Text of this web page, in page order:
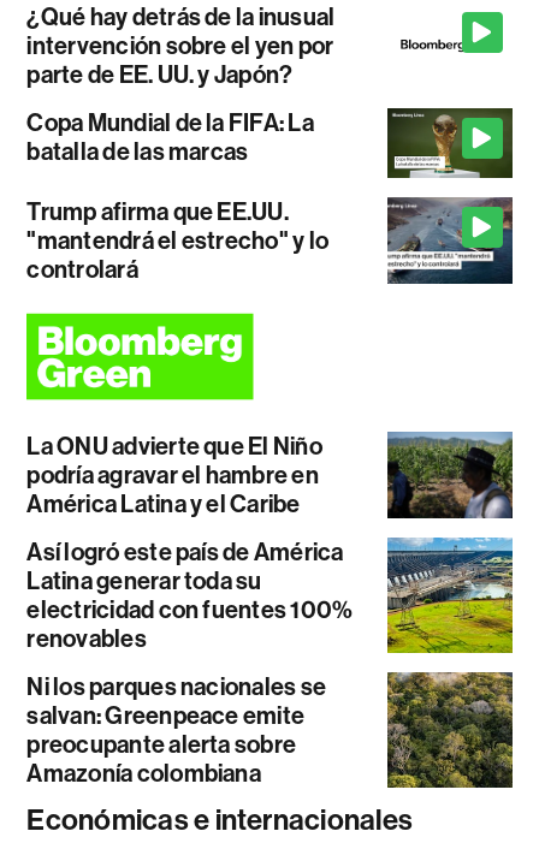
¿Qué hay detrás de la inusual
intervención sobre el yen por
parte de EE. UU. y Japón?
Copa Mundial de la FIFA: La
batalla de las marcas
Trump afirma que EE.UU.
"mantendrá el estrecho" y lo
controlará
La ONU advierte que El Niño
podría agravar el hambre en
América Latina y el Caribe
Así logró este país de América
Latina generar toda su
electricidad con fuentes 100%
renovables
Ni los parques nacionales se
salvan: Greenpeace emite
preocupante alerta sobre
Amazonía colombiana
Económicas e internacionales